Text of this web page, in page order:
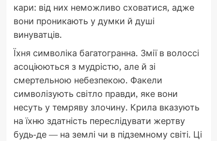
кари: від них неможливо сховатися, адже
вони проникають у думки й душі
винуватців.
Їхня символіка багатогранна. Змії в волоссі
асоціюються з мудрістю, але й зі
смертельною небезпекою. Факели
символізують світло правди, яке вони
несуть у темряву злочину. Крила вказують
на їхню здатність переслідувати жертву
будь-де — на землі чи в підземному світі. Ці